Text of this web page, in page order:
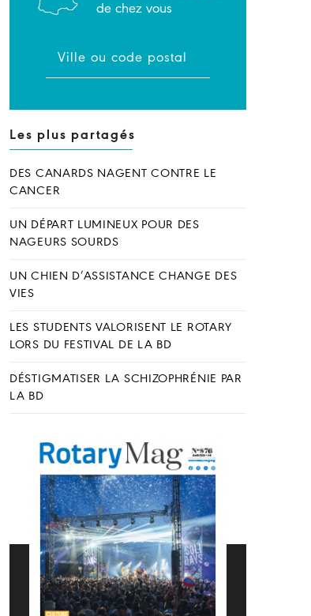
de chez vous
Les plus partagés
DES CANARDS NAGENT CONTRE LE
CANCER
UN DÉPART LUMINEUX POUR DES
NAGEURS SOURDS
UN CHIEN D’ASSISTANCE CHANGE DES
VIES
LES STUDENTS VALORISENT LE ROTARY
LORS DU FESTIVAL DE LA BD
DÉSTIGMATISER LA SCHIZOPHRÉNIE PAR
LA BD